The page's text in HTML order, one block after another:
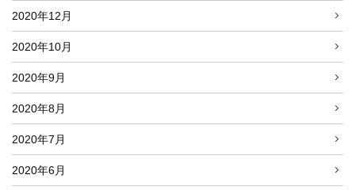
2020年12月
2020年10月
2020年9月
2020年8月
2020年7月
2020年6月